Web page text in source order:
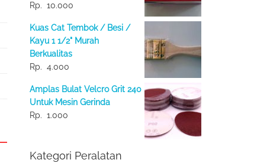
Rp. 10.000
Kuas Cat Tembok / Besi /
Kayu 1 1/2" Murah
Berkualitas
Rp. 4.000
Amplas Bulat Velcro Grit 240
Untuk Mesin Gerinda
Rp. 1.000
Kategori Peralatan